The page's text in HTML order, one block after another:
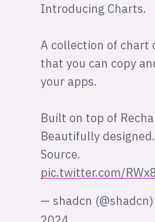
Introducing Charts.
A collection of chart
that you can copy
your apps.
Built on top of
Beautifully
Source.
pic.twitter.com/
— shadcn (@shadcn)